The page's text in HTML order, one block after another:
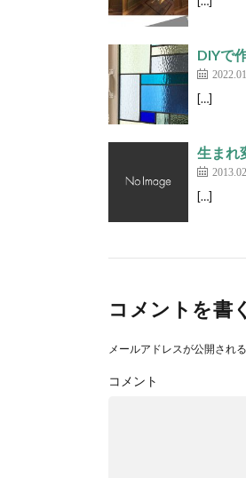
DIYで
[…]
生まれ
[…]
コメントを書く
メールアドレスが公開され
コメント